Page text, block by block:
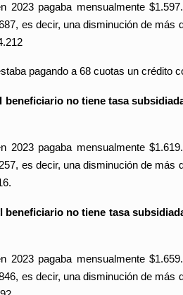
2023 pagaba mensualmente
es decir, una disminución de más
pagando a 68 cuotas un crédito
beneficiario no tiene tasa
2023 pagaba mensualmente
es decir, una disminución de más
beneficiario no tiene tasa
2023 pagaba mensualmente
es decir, una disminución de más